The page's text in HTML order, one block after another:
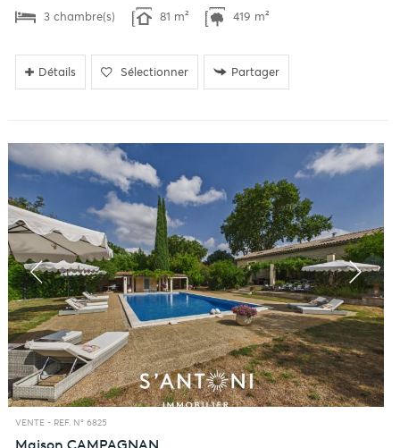
3 chambre(s) 81 m² 419 m²
Détails Sélectionner Partager
VENTE - REF. N° 6825